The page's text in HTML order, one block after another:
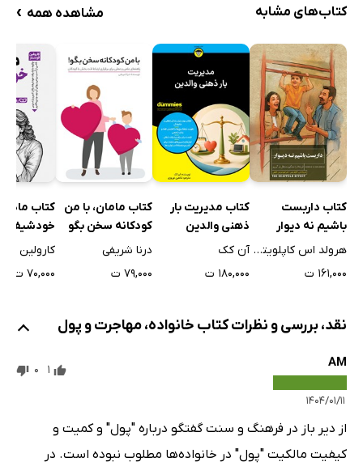
سوءاستفاده اقتصادی و زندگی توأم با محرومیت
توانمندسازی آهسته خود از طریق مهارت مجدد و آموزش
بیشتر
6) آشا: تو اکنون متعلق به خانواده من هستی و پول تو مال
من است
مقدمه
«دختر خوب» بودن و شریک ازدواج
زنده ماندن از خشونت خانوادگی
7) چیترا: چیترا «مانند یک همسر خوب» رفتار نمی‌کرد
مقدمه
آزار عاطفی، فیزیکی و اقتصادی او را به شک انداخت
8) پریما: برای گرفتن اقامت دائم با او ازدواج کرد
مقدمه: پریما برای فرار از خشونت خانوادگی «معمول» در
خانواده‌اش به استرالیا مهاجرت کرد.
در استرالیا متکی به خود بود ولی سپس تحت فشار ازدواج
می‌کند
خشونت خیلی زود شروع می‌شود
کتاب‌های مشابه مشاهده همه ›
کتاب داربست
باشیم نه دیوار
هرولد اس کاپلویتس
۱۶۱,۰۰۰ ت
کتاب مدیریت بار
ذهنی والدین
آن کک
۱۸۰,۰۰۰ ت
کتاب مامان، با من
کودکانه سخن بگو
درنا شریفی
۷۹,۰۰۰ ت
کتاب
کارولین
۷۰,۰۰۰ ت
نقد، بررسی و نظرات کتاب خانواده، مهاجرت و پول
AM
۱۴۰۴/۰۱/۱۱
1
0
از دیر باز در فرهنگ و سنت گفتگو درباره "پول" و کمیت و
کیفیت مالکیت "پول" در خانواده‌ها مطلوب نبوده است. در